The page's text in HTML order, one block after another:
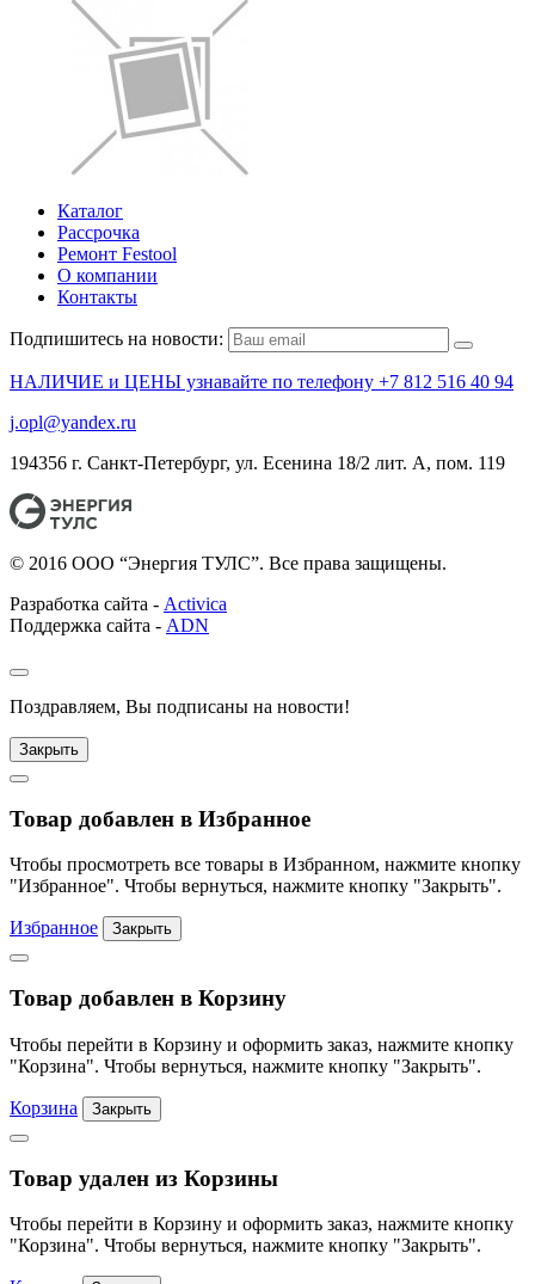
Каталог
Рассрочка
Ремонт Festool
О компании
Контакты
Подпишитесь на новости:
НАЛИЧИЕ и ЦЕНЫ узнавайте по телефону +7 812 516 40 94
j.opl@yandex.ru
194356 г. Санкт-Петербург, ул. Есенина 18/2 лит. А, пом. 119
© 2016 ООО “Энергия ТУЛС”. Все права защищены.
Разработка сайта - Activica
Поддержка сайта - ADN
Поздравляем, Вы подписаны на новости!
Закрыть
Товар добавлен в Избранное
Чтобы просмотреть все товары в Избранном, нажмите кнопку
"Избранное". Чтобы вернуться, нажмите кнопку "Закрыть".
Избранное Закрыть
Товар добавлен в Корзину
Чтобы перейти в Корзину и оформить заказ, нажмите кнопку
"Корзина". Чтобы вернуться, нажмите кнопку "Закрыть".
Корзина Закрыть
Товар удален из Корзины
Чтобы перейти в Корзину и оформить заказ, нажмите кнопку
"Корзина". Чтобы вернуться, нажмите кнопку "Закрыть".